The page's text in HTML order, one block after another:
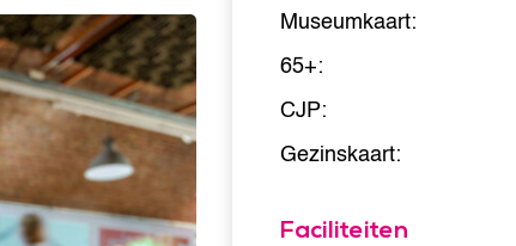
Museumkaart:
65+:
CJP:
Gezinskaart:
Faciliteiten